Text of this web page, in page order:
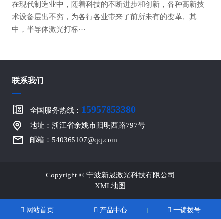
在现代制造业中，随着科技的不断进步和创新，各种高新技
术设备层出不穷，为各行各业带来了前所未有的变革。其
中，半导体激光打标···
联系我们
全国服务热线： 15957853380
地址：浙江省余姚市阳明西路797号
邮箱：540365107@qq.com
Copyright © 宁波新晟激光科技有限公司
XML地图
网站首页 产品中心 一键拨号